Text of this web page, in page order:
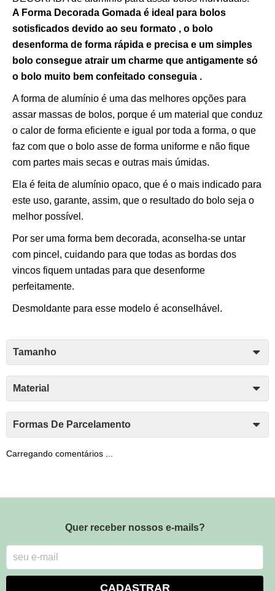
A Forma Decorada Gomada é ideal para bolos
sotisficados devido ao seu formato , o bolo
desenforma de forma rápida e precisa e um simples
bolo consegue atrair um charme que antigamente só
o bolo muito bem confeitado conseguia .
A forma de alumínio é uma das melhores opções para
assar massas de bolos, porque é um material que conduz
o calor de forma eficiente e igual por toda a forma, o que
faz com que o bolo asse de forma uniforme e não fique
com partes mais secas e outras mais úmidas.
Ela é feita de alumínio opaco, que é o mais indicado para
este uso, garante, assim, que o resultado do bolo seja o
melhor possível.
Por ser uma forma bem decorada, aconselha-se untar
com pincel, cuidando para que todas as bordas dos
vincos fiquem untadas para que desenforme
perfeitamente.
Desmoldante para esse modelo é aconselhável.
Tamanho
Material
Formas De Parcelamento
Carregando comentários ...
Quer receber nossos e-mails?
CADASTRAR